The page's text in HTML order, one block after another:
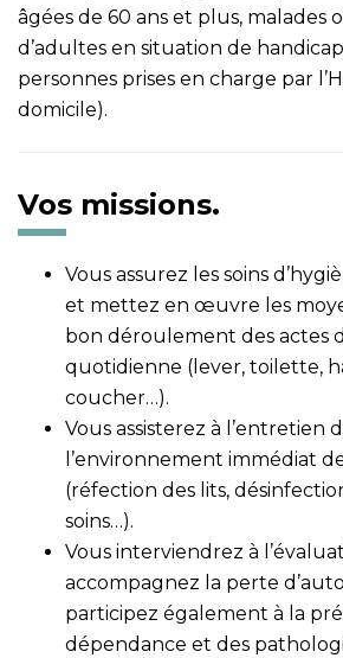
âgées de 60 ans et plus, malades
d’adultes en situation de
personnes prises en charge par
domicile).
Vos missions.
Vous assurez les soins
et mettez en œuvre les
bon déroulement des actes
quotidienne (lever, toilette,
coucher…).
Vous assisterez à l’entretien
l’environnement immédiat
(réfection des lits,
soins…).
Vous interviendrez à
accompagnez la perte
participez également à la
dépendance et des